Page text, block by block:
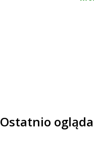
Ostatnio